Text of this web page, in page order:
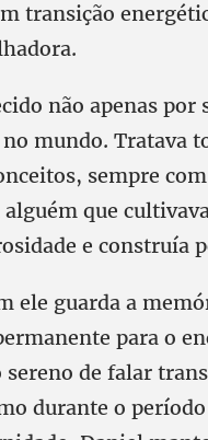
transição
não apenas
mundo. Tratava
sempre
alguém que
e construía
ele guarda a
para o
de falar
durante o